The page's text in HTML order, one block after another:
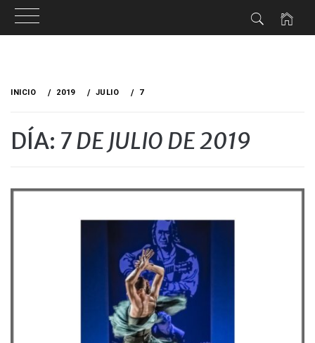
INICIO 2019 JULIO 7
DÍA: 7 DE JULIO DE 2019